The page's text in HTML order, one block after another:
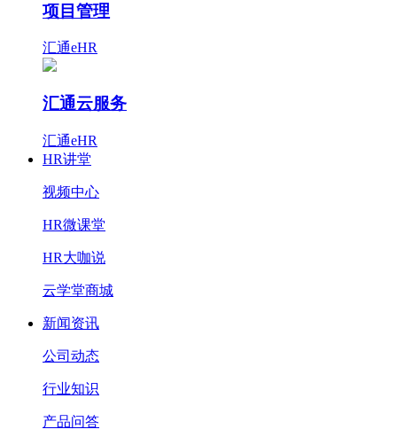
项目管理
汇通eHR
汇通云服务
汇通eHR
HR讲堂
视频中心
HR微课堂
HR大咖说
云学堂商城
新闻资讯
公司动态
行业知识
产品问答